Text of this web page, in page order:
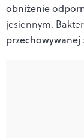
obniżenie
jesiennym.
przechowywanej